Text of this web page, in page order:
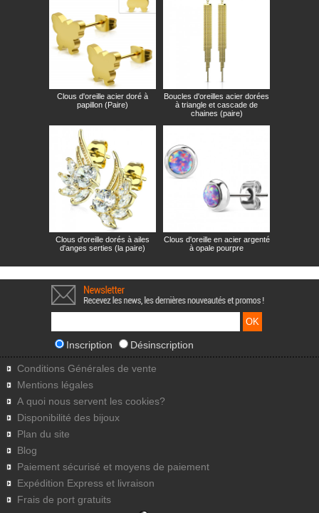
Clous d'oreille acier doré à
papillon (Paire)
Boucles d'oreilles acier dorées
à triangle et cascade de
chaines (paire)
Clous d'oreille dorés à ailes
d'anges serties (la paire)
Clous d'oreille en acier argenté
à opale pourpre
Inscription Désinscription
Conditions Générales de vente
Mentions légales
A quoi nous servent les cookies?
Disponibilité des bijoux
Plan du site
Blog
Paiement sécurisé et moyens de paiement
Expédition Express et livraison
Frais de port gratuits